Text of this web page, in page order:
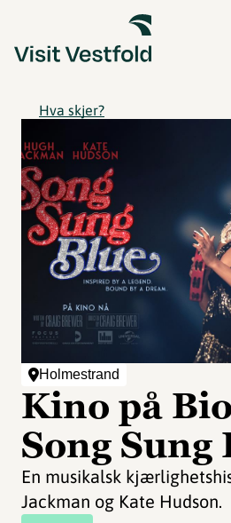
Hva skjer?
Holmestrand
Kino på
Song Sung
En musikalsk
Jackman og Kate Hudson.